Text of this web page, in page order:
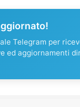
Telegram per
ed aggiornamenti